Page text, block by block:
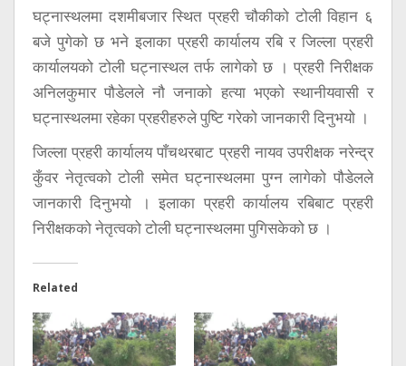
घट्नास्थलमा दशमीबजार स्थित प्रहरी चौकीको टोली विहान ६
बजे पुगेको छ भने इलाका प्रहरी कार्यालय रबि र जिल्ला प्रहरी
कार्यालयको टोली घट्नास्थल तर्फ लागेको छ । प्रहरी निरीक्षक
अनिलकुमार पौडेलले नौ जनाको हत्या भएको स्थानीयवासी र
घट्नास्थलमा रहेका प्रहरीहरुले पुष्टि गरेको जानकारी दिनुभयो ।
जिल्ला प्रहरी कार्यालय पाँचथरबाट प्रहरी नायव उपरीक्षक नरेन्द्र
कुँवर नेतृत्वको टोली समेत घट्नास्थलमा पुग्न लागेको पौडेलले
जानकारी दिनुभयो । इलाका प्रहरी कार्यालय रबिबाट प्रहरी
निरीक्षकको नेतृत्वको टोली घट्नास्थलमा पुगिसकेको छ ।
Related